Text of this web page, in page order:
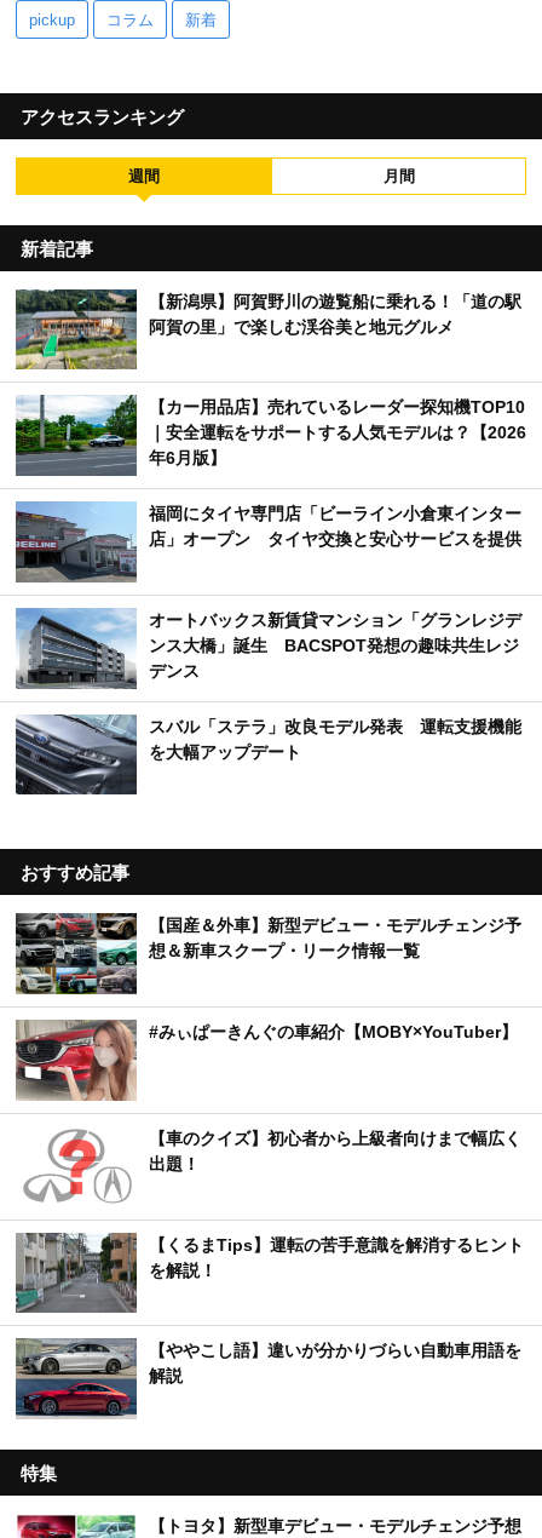
pickup コラム 新着
アクセスランキング
週間 月間
新着記事
【新潟県】阿賀野川の遊覧船に乗れる！「道の駅
阿賀の里」で楽しむ渓谷美と地元グルメ
【カー用品店】売れているレーダー探知機TOP10
｜安全運転をサポートする人気モデルは？【2026
年6月版】
福岡にタイヤ専門店「ビーライン小倉東インター
店」オープン タイヤ交換と安心サービスを提供
オートバックス新賃貸マンション「グランレジデ
ンス大橋」誕生 BACSPOT発想の趣味共生レジ
デンス
スバル「ステラ」改良モデル発表 運転支援機能
を大幅アップデート
おすすめ記事
【国産＆外車】新型デビュー・モデルチェンジ予
想＆新車スクープ・リーク情報一覧
#みぃぱーきんぐの車紹介【MOBY×YouTuber】
【車のクイズ】初心者から上級者向けまで幅広く
出題！
【くるまTips】運転の苦手意識を解消するヒント
を解説！
【ややこし語】違いが分かりづらい自動車用語を
解説
特集
【トヨタ】新型車デビュー・モデルチェンジ予想